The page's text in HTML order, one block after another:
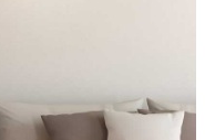
sobre la forma,